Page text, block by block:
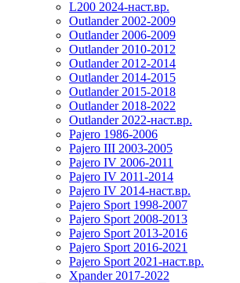
L200 2024-наст.вр.
Outlander 2002-2009
Outlander 2006-2009
Outlander 2010-2012
Outlander 2012-2014
Outlander 2014-2015
Outlander 2015-2018
Outlander 2018-2022
Outlander 2022-наст.вр.
Pajero 1986-2006
Pajero III 2003-2005
Pajero IV 2006-2011
Pajero IV 2011-2014
Pajero IV 2014-наст.вр.
Pajero Sport 1998-2007
Pajero Sport 2008-2013
Pajero Sport 2013-2016
Pajero Sport 2016-2021
Pajero Sport 2021-наст.вр.
Xpander 2017-2022